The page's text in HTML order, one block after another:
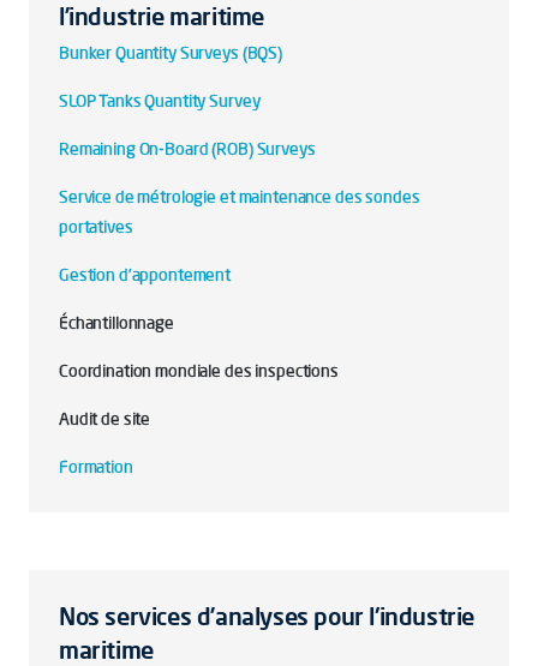
l’industrie maritime
Bunker Quantity Surveys (BQS)
SLOP Tanks Quantity Survey
Remaining On-Board (ROB) Surveys
Service de métrologie et maintenance des sondes
portatives
Gestion d’appontement
Échantillonnage
Coordination mondiale des inspections
Audit de site
Formation
Nos services d’analyses pour l'industrie
maritime